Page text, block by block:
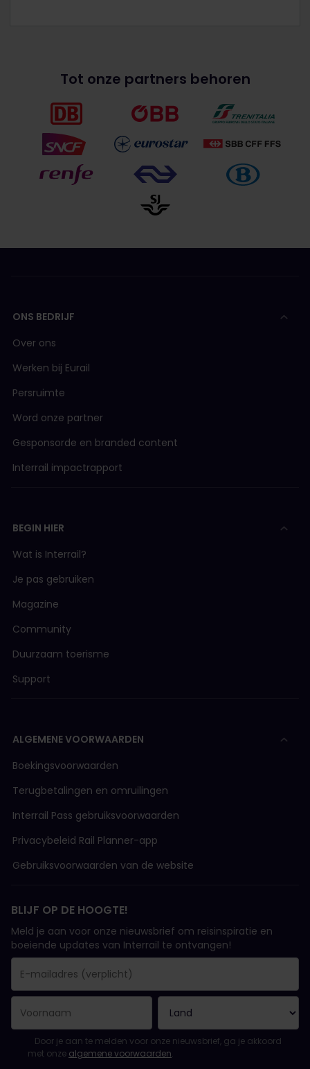
Tot onze partners behoren
ONS BEDRIJF
Over ons
Werken bij Eurail
Persruimte
Word onze partner
Gesponsorde en branded content
Interrail impactrapport
BEGIN HIER
Wat is Interrail?
Je pas gebruiken
Magazine
Community
Duurzaam toerisme
Support
ALGEMENE VOORWAARDEN
Boekingsvoorwaarden
Terugbetalingen en omruilingen
Interrail Pass gebruiksvoorwaarden
Privacybeleid Rail Planner-app
Gebruiksvoorwaarden van de website
BLIJF OP DE HOOGTE!
Meld je aan voor onze nieuwsbrief om reisinspiratie en
boeiende updates van Interrail te ontvangen!
Je inschrijving is gelukt..
E-mailadres is een verplicht veld!
E-mailadres is ongeldig!
Fout bij het abonneren op de nieuwsbrief. Probeer het later
Je hebt je al geabonneerd op deze nieuwsbrief!
Ga akkoord met de algemene voorwaarden om je in te
Door je aan te melden voor onze nieuwsbrief, ga je akkoord
met onze algemene voorwaarden.